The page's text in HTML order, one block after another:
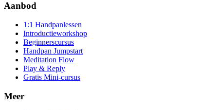
Aanbod
1:1 Handpanlessen
Introductieworkshop
Beginnerscursus
Handpan Jumpstart
Meditation Flow
Play & Reply
Gratis Mini-cursus
Meer